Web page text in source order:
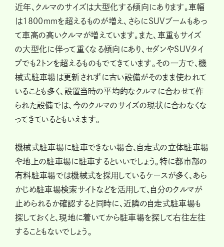
近年、クルマのサイズは大型化する傾向にあります。車幅
は1800mmを超えるものが増え、さらにSUVブームもあっ
て車高の高いクルマが増えています。また、車重もサイズ
の大型化に伴って重くなる傾向にあり、セダンやSUVタイ
プでも2トンを超えるものもでてきています。その一方で、機
械式駐車場は更新されずに古い設備がそのまま使われて
いることも多く、設置当時の平均的なクルマに合わせて作
られた設備では、今のクルマのサイズの現状に合わなくな
ってきているともいえます。
機械式駐車場に駐車できない場合、自走式の立体駐車場
や地上の駐車場に駐車するといいでしょう。特に都市部の
有料駐車場では機械式を採用しているケースが多く、あら
かじめ駐車場検索サイトなどを活用して、自分のクルマが
止められるか確認すると同時に、近隣の自走式駐車場も
探しておくと、現地に着いてから駐車場を探して右往左往
することもないでしょう。